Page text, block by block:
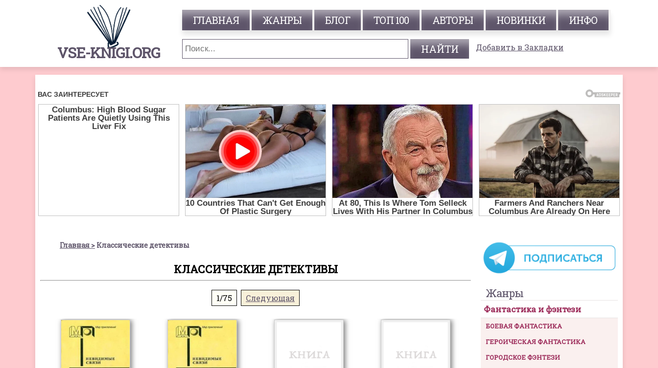
VSE-KNIGI.ORG
ГЛАВНАЯ ЖАНРЫ БЛОГ ТОП 100 АВТОРЫ НОВИНКИ ИНФО
Добавить в Закладки
Главная Классические детективы
КЛАССИЧЕСКИЕ ДЕТЕКТИВЫ
1/75 Следующая Жанры
Фантастика и фэнтези
БОЕВАЯ ФАНТАСТИКА
ГЕРОИЧЕСКАЯ ФАНТАСТИКА
ГОРОДСКОЕ ФЭНТЕЗИ